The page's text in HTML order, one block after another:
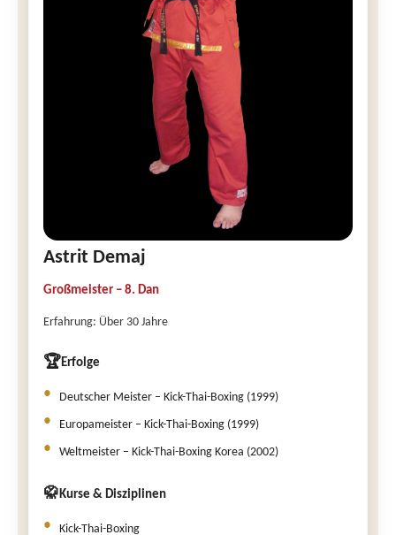
Astrit Demaj
Großmeister – 8. Dan
Erfahrung: Über 30 Jahre
🏆Erfolge
Deutscher Meister – Kick-Thai-Boxing (1999)
Europameister – Kick-Thai-Boxing (1999)
Weltmeister – Kick-Thai-Boxing Korea (2002)
🥋Kurse & Disziplinen
Kick-Thai-Boxing